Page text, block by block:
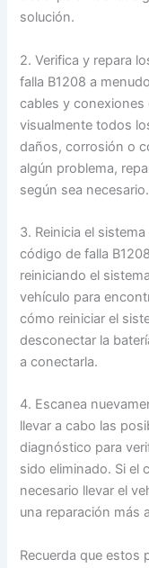
solución.
2. Verifica y repara
falla B1208 a
cables y conexiones
visualmente todos
daños, corrosión o
algún problema,
según sea necesario.
3. Reinicia el
código de falla
reiniciando el
vehículo para
cómo reiniciar el
desconectar la
a conectarla.
4. Escanea
llevar a cabo las
diagnóstico para
sido eliminado. Si el
necesario llevar el
una reparación más
Recuerda que estos